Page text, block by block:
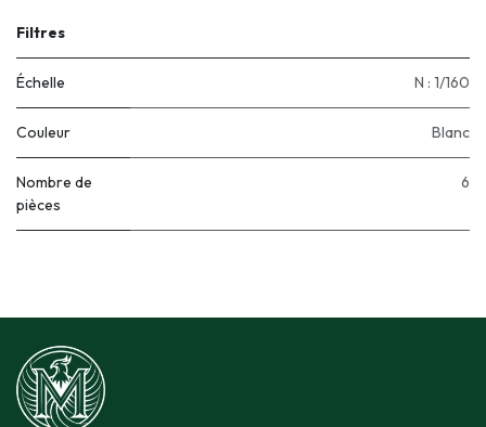
Filtres
Échelle N : 1/160
Couleur Blanc
Nombre de
pièces
6